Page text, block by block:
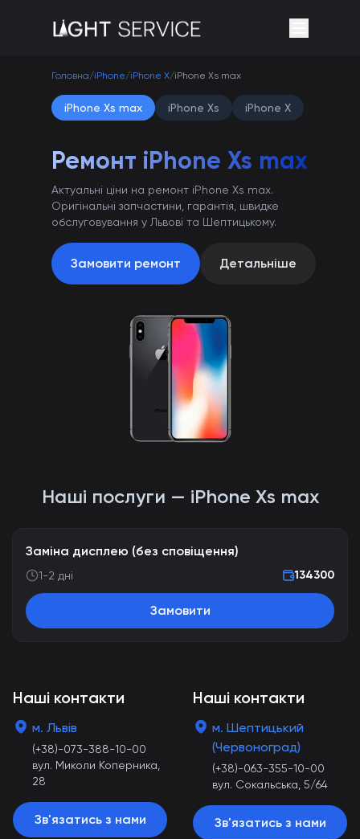
Головна/iPhone/iPhone X/iPhone Xs max
iPhone Xs max iPhone Xs iPhone X
Ремонт iPhone Xs max
Актуальні ціни на ремонт iPhone Xs max.
Оригінальні запчастини, гарантія, швидке
обслуговування у Львові та Шептицькому.
Замовити ремонт Детальніше
Наші послуги — iPhone Xs max
Заміна дисплею (без сповіщення)
1-2 дні 134300
Замовити
Наші контакти
м. Львів
(+38)-073-388-10-00
вул. Миколи Коперника,
28
Зв'язатись з нами
Наші контакти
м. Шептицький
(Червоноград)
(+38)-063-355-10-00
вул. Сокальська, 5/64
Зв'язатись з нами